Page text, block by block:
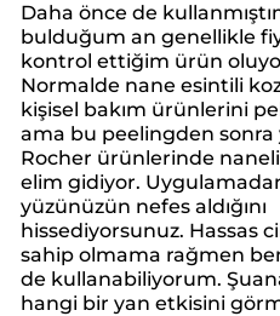
Menşei: FR
Ambalaj Türü :Tüp
Ürün Kodu: 07960
Pure
Menthe
Arındırıcı
Botanik
Daha önce de
bulduğum an genellikle
kontrol ettiğim ürün
Normalde nane esintili
kişisel bakım ürünlerini
ama bu peelingden sonra
Rocher ürünlerinde
elim gidiyor.
yüzünüzün nefes aldığını
hissediyorsunuz. Hassas
sahip olmama rağmen
de kullanabiliyorum.
hangi bir yan etkisini